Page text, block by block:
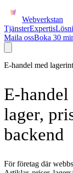
Webverkstan
TjänsterExpertis
Maila ossBoka 30
E-handel med
E-handel
lager,
backend
För företag där